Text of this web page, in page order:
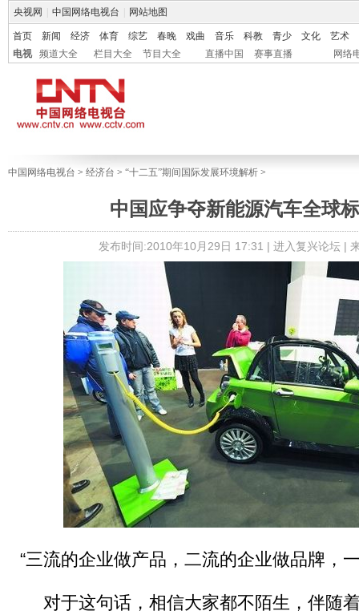
央视网 中国网络电视台 网站地图
首页 新闻 经济 体育 综艺 春晚 戏曲 音乐 科教 青少 文化
艺术
电视
频道大全 栏目大全 节目大全 直播中国 赛事直播 网络
中国网络电视台 > 经济台 > “十二五”期间国际发展环境解析 >
中国应争夺新能源汽车全球
发布时间:2010年10月29日 17:31 | 进入复兴论坛|
“三流的企业做产品，二流的企业做品牌，
对于这句话，相信大家都不陌生，伴随